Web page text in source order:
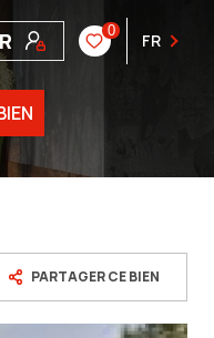
0 FR
PARTAGER CE BIEN